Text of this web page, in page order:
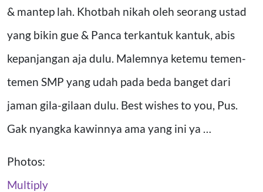
& mantep lah. Khotbah nikah oleh seorang ustad
yang bikin gue & Panca terkantuk kantuk, abis
kepanjangan aja dulu. Malemnya ketemu temen-
temen SMP yang udah pada beda banget dari
jaman gila-gilaan dulu. Best wishes to you, Pus.
Gak nyangka kawinnya ama yang ini ya …
Photos:
Multiply